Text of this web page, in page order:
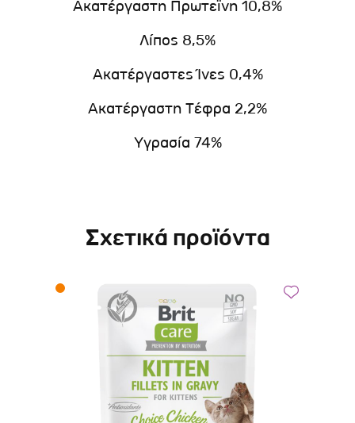
Ακατέργαστη Πρωτεΐνη 10,8%
Λίπος 8,5%
Ακατέργαστες Ίνες 0,4%
Ακατέργαστη Τέφρα 2,2%
Υγρασία 74%
Σχετικά προϊόντα